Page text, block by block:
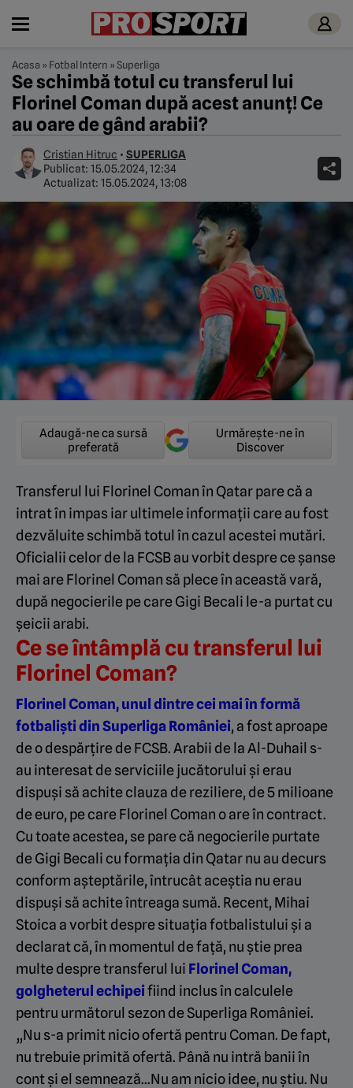
Acasa » Fotbal Intern »Superliga
Se schimbă totul cu transferul lui
Florinel Coman după acest anunț! Ce
au oare de gând arabii?
Cristian Hitruc • SUPERLIGA
Publicat: 15.05.2024, 12:34
Actualizat: 15.05.2024, 13:08
Adaugă-ne ca sursă
preferată
Urmărește-ne în
Discover
Transferul lui Florinel Coman în Qatar pare că a
intrat în impas iar ultimele informații care au fost
dezvăluite schimbă totul în cazul acestei mutări.
Oficialii celor de la FCSB au vorbit despre ce șanse
mai are Florinel Coman să plece în această vară,
după negocierile pe care Gigi Becali le-a purtat cu
șeicii arabi.
Ce se întâmplă cu transferul lui
Florinel Coman?
Florinel Coman, unul dintre cei mai în formă
fotbaliști din Superliga României, a fost aproape
de o despărțire de FCSB. Arabii de la Al-Duhail s-
au interesat de serviciile jucătorului și erau
dispuși să achite clauza de reziliere, de 5 milioane
de euro, pe care Florinel Coman o are în contract.
Cu toate acestea, se pare că negocierile purtate
de Gigi Becali cu formația din Qatar nu au decurs
conform așteptările, întrucât aceștia nu erau
dispuși să achite întreaga sumă. Recent, Mihai
Stoica a vorbit despre situația fotbalistului și a
declarat că, în momentul de față, nu știe prea
multe despre transferul lui Florinel Coman,
golgheterul echipeifiind inclus în calculele
pentru următorul sezon de Superliga României.
„Nu s-a primit nicio ofertă pentru Coman. De fapt,
nu trebuie primită ofertă. Până nu intră banii în
cont şi el semnează…Nu am nicio idee, nu ştiu. Nu